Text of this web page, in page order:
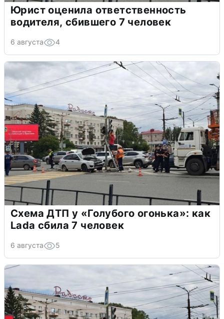
Юрист оценила ответственность
водителя, сбившего 7 человек
6 августа 4
Схема ДТП у «Голубого огонька»: как
Lada сбила 7 человек
6 августа 5